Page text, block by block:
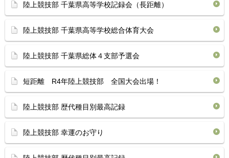
陸上競技部 千葉県高等学校記録会（長距離）
陸上競技部 千葉県高等学校総合体育大会
陸上競技部 千葉県総体４支部予選会
短距離 R4年陸上競技部 全国大会出場！
陸上競技部 歴代種目別最高記録
陸上競技部 幸運のお守り